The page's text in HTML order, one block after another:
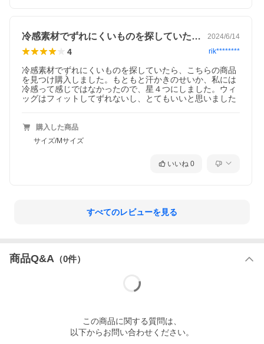
冷感素材でずれにくいものを探していたら… 2024/6/14
4 rik********
冷感素材でずれにくいものを探していたら、こちらの商品
を見つけ購入しました。もともと汗かきのせいか、私には
冷感って感じではなかったので、星４つにしました。ウィ
ッグはフィットしてずれないし、とてもいいと思いました
購入した商品
サイズ/Mサイズ
いいね 0
すべてのレビューを見る
商品Q&A （0件）
この商品に関する質問は、
以下からお問い合わせください。